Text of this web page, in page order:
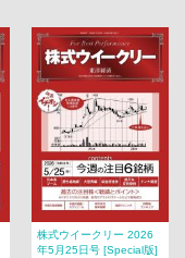
株式ウイークリー 2026
年5月25日号 [Special版]